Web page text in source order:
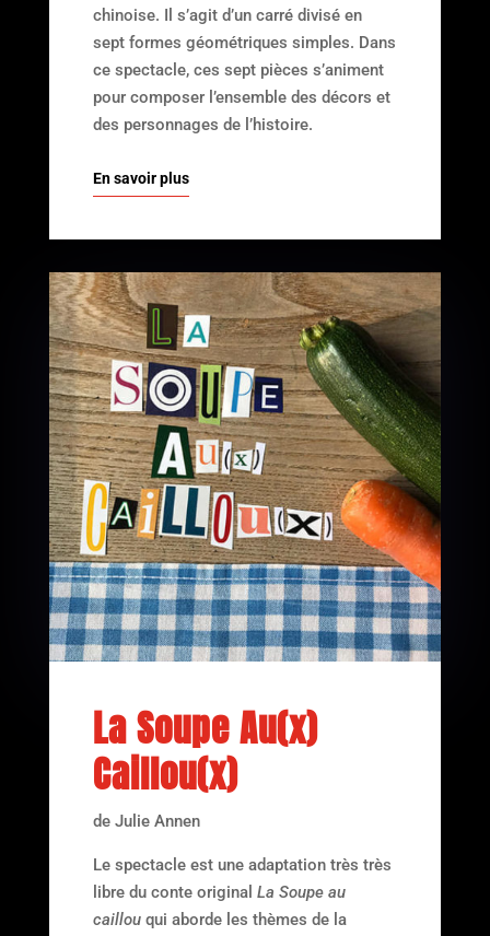
chinoise. Il s’agit d’un carré divisé en
sept formes géométriques simples. Dans
ce spectacle, ces sept pièces s’animent
pour composer l’ensemble des décors et
des personnages de l’histoire.
En savoir plus
La Soupe Au(x)
Caillou(x)
de Julie Annen
Le spectacle est une adaptation très très
libre du conte original La Soupe au
caillou qui aborde les thèmes de la